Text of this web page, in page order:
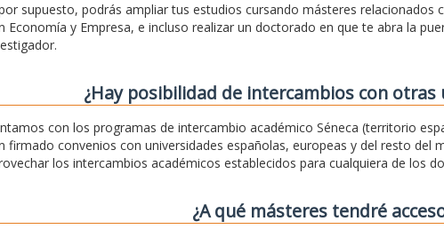
supuesto, podrás ampliar tus estudios cursando másteres relacionados
Economía y Empresa, e incluso realizar un doctorado en que te abra la
¿Hay posibilidad de intercambios con otras
con los programas de intercambio académico Séneca (territorio
firmado convenios con universidades españolas, europeas y del resto del
los intercambios académicos establecidos para cualquiera de los
¿A qué másteres tendré